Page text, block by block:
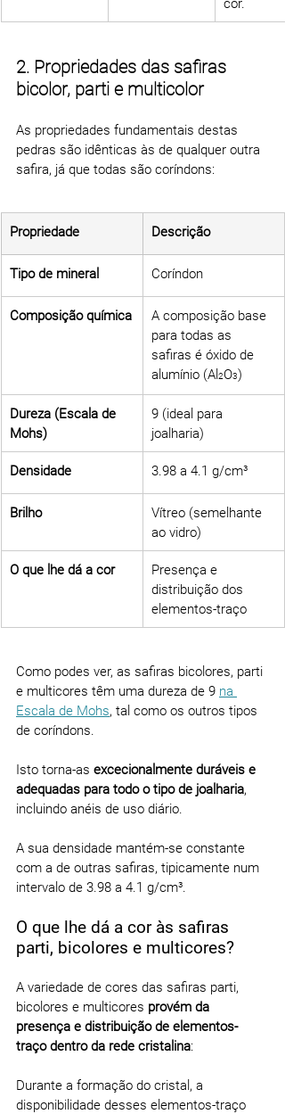
cor.
2. Propriedades das safiras
bicolor, parti e multicolor
As propriedades fundamentais destas
pedras são idênticas às de qualquer outra
safira, já que todas são coríndons:
Propriedade Descrição
Tipo de mineral Coríndon
Composição química
A composição base
para todas as
safiras é óxido de
alumínio (Al 2O3)
Dureza (Escala de
Mohs)
9 (ideal para
joalharia)
Densidade 3.98 a 4.1 g/cm³
Brilho
Vítreo (semelhante
ao vidro)
O que lhe dá a cor
Presença e
distribuição dos
elementos-traço
Como podes ver, as safiras bicolores, parti
e multicores têm uma dureza de 9 na
Escala de Mohs, tal como os outros tipos
de coríndons.
Isto torna-as excecionalmente duráveis e
adequadas para todo o tipo de joalharia,
incluindo anéis de uso diário.
A sua densidade mantém-se constante
com a de outras safiras, tipicamente num
intervalo de 3.98 a 4.1 g/cm³.
O que lhe dá a cor às safiras
parti, bicolores e multicores?
A variedade de cores das safiras parti,
bicolores e multicores provém da
presença e distribuição de elementos-
traço dentro da rede cristalina:
Durante a formação do cristal, a
disponibilidade desses elementos-traço